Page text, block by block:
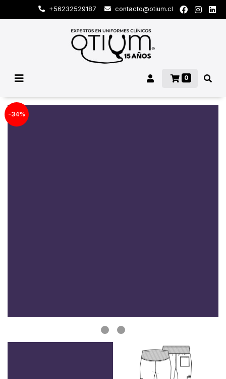
+56232529187 contacto@otium.cl
0
-34%